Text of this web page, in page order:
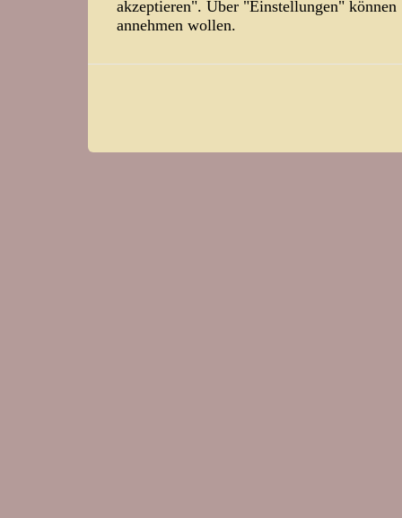
akzeptieren". Über "Einstellungen"
annehmen wollen.